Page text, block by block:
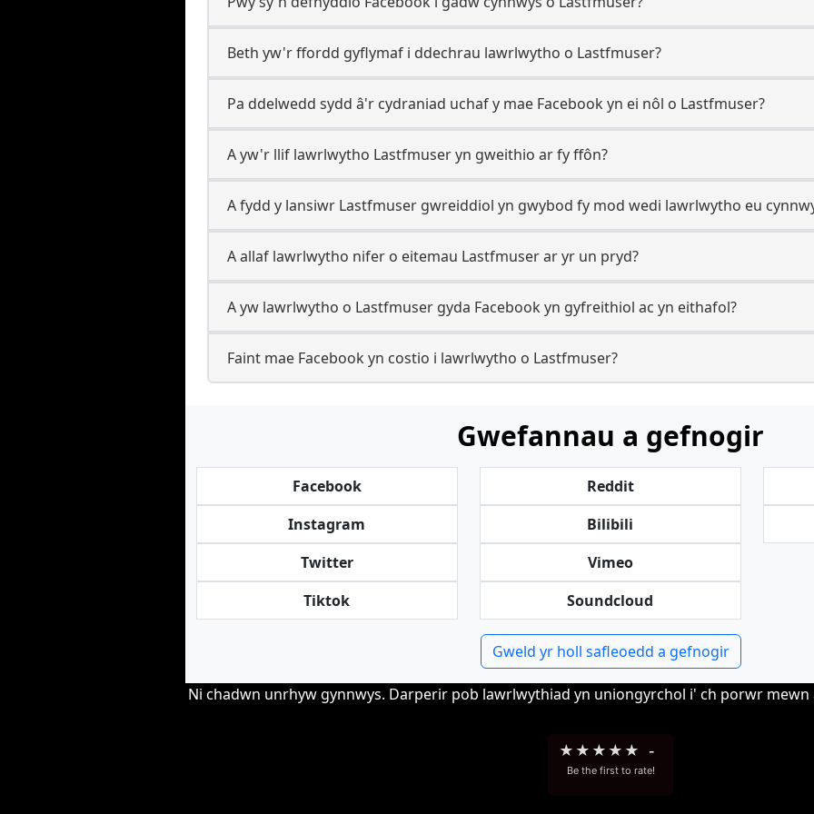
Beth yw'r ffordd gyflymaf i ddechrau lawrlwytho o Lastfmuser?
Pa ddelwedd sydd â'r cydraniad uchaf y mae Facebook yn ei nôl o Lastfmuser?
A yw'r llif lawrlwytho Lastfmuser yn gweithio ar fy ffôn?
A fydd y lansiwr Lastfmuser gwreiddiol yn gwybod fy mod wedi lawrlwytho eu
A allaf lawrlwytho nifer o eitemau Lastfmuser ar yr un pryd?
A yw lawrlwytho o Lastfmuser gyda Facebook yn gyfreithiol ac yn eithafol?
Faint mae Facebook yn costio i lawrlwytho o Lastfmuser?
Gwefannau a gefnogir
Facebook
Instagram
Twitter
Tiktok
Reddit
Bilibili
Vimeo
Soundcloud
Gweld yr holl safleoedd a gefnogir
Ni chadwn unrhyw gynnwys. Darperir pob lawrlwythiad yn uniongyrchol i' ch porwr
★ ★ ★ ★ ★ -
Be the first to rate!